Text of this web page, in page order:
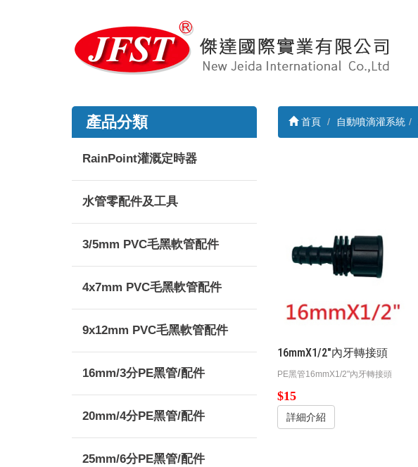
產品分類
RainPoint灌溉定時器
水管零配件及工具
3/5mm PVC毛黑軟管配件
4x7mm PVC毛黑軟管配件
9x12mm PVC毛黑軟管配件
16mm/3分PE黑管/配件
20mm/4分PE黑管/配件
25mm/6分PE黑管/配件
首頁 自動噴滴灌系統
16mmX1/2"內牙轉接頭
PE黑管16mmX1/2"內牙轉接頭
$15
詳細介紹